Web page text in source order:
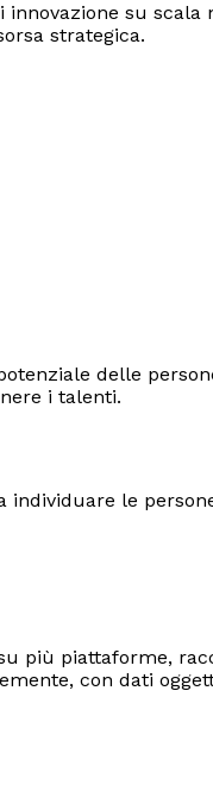
su scala
strategica.
delle
i talenti.
le
più piattaforme,
con dati